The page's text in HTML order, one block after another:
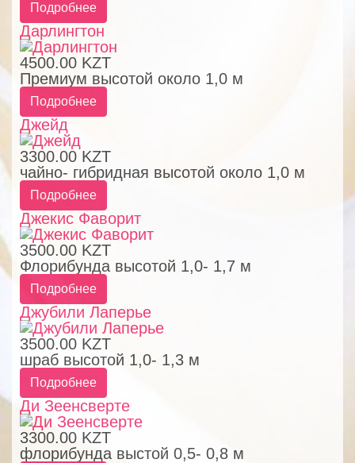
Подробнее
Дарлингтон
4500.00 KZT
Премиум высотой около 1,0 м
Подробнее
Джейд
3300.00 KZT
чайно- гибридная высотой около 1,0 м
Подробнее
Джекис Фаворит
3500.00 KZT
Флорибунда высотой 1,0- 1,7 м
Подробнее
Джубили Лаперье
3500.00 KZT
шраб высотой 1,0- 1,3 м
Подробнее
Ди Зеенсверте
3300.00 KZT
флорибунда выстой 0,5- 0,8 м